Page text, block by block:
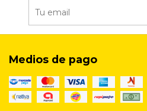
Medios de pago